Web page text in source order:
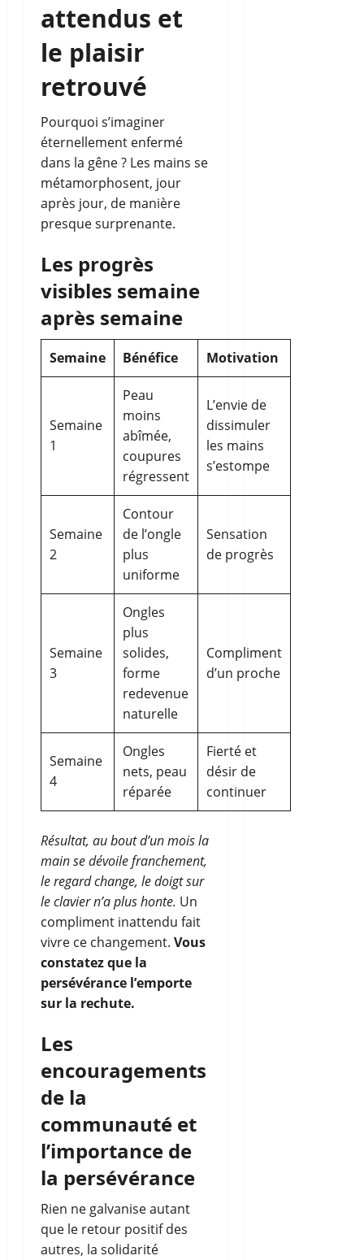
attendus et
le plaisir
retrouvé
Pourquoi s’imaginer
éternellement enfermé
dans la gêne ? Les mains se
métamorphosent, jour
après jour, de manière
presque surprenante.
Les progrès
visibles semaine
après semaine
Semaine Bénéfice Motivation
Semaine
1
Peau
moins
abîmée,
coupures
régressent
L’envie de
dissimuler
les mains
s’estompe
Semaine
2
Contour
de l’ongle
plus
uniforme
Sensation
de progrès
Semaine
3
Ongles
plus
solides,
forme
redevenue
naturelle
Compliment
d’un proche
Semaine
4
Ongles
nets, peau
réparée
Fierté et
désir de
continuer
Résultat, au bout d’un mois la
main se dévoile franchement,
le regard change, le doigt sur
le clavier n’a plus honte. Un
compliment inattendu fait
vivre ce changement. Vous
constatez que la
persévérance l’emporte
sur la rechute.
Les
encouragements
de la
communauté et
l’importance de
la persévérance
Rien ne galvanise autant
que le retour positif des
autres, la solidarité